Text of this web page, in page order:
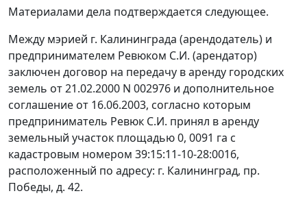
Материалами дела подтверждается следующее.
Между мэрией г. Калининграда (арендодатель) и
предпринимателем Ревюком С.И. (арендатор)
заключен договор на передачу в аренду городских
земель от 21.02.2000 N 002976 и дополнительное
соглашение от 16.06.2003, согласно которым
предприниматель Ревюк С.И. принял в аренду
земельный участок площадью 0, 0091 га с
кадастровым номером 39:15:11-10-28:0016,
расположенный по адресу: г. Калининград, пр.
Победы, д. 42.